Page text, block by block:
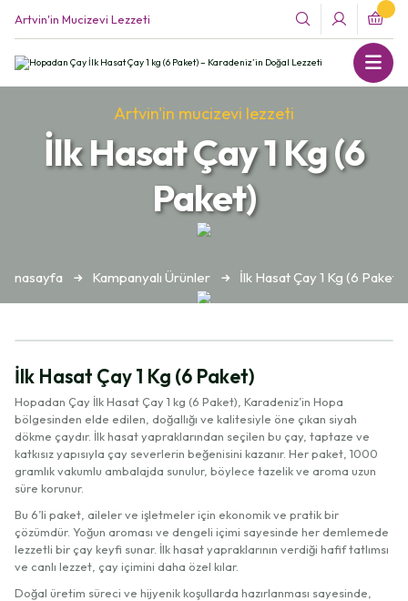
Artvin'in Mucizevi Lezzeti
Artvin'in mucizevi lezzeti
İlk Hasat Çay 1 Kg (6
Paket)
Anasayfa Kampanyalı Ürünler İlk Hasat Çay 1 Kg (6 Paket)
İlk Hasat Çay 1 Kg (6 Paket)
Hopadan Çay İlk Hasat Çay 1 kg (6 Paket), Karadeniz’in Hopa
bölgesinden elde edilen, doğallığı ve kalitesiyle öne çıkan siyah
dökme çaydır. İlk hasat yapraklarından seçilen bu çay, taptaze ve
katkısız yapısıyla çay severlerin beğenisini kazanır. Her paket, 1000
gramlık vakumlu ambalajda sunulur, böylece tazelik ve aroma uzun
süre korunur.
Bu 6’li paket, aileler ve işletmeler için ekonomik ve pratik bir
çözümdür. Yoğun aroması ve dengeli içimi sayesinde her demlemede
lezzetli bir çay keyfi sunar. İlk hasat yapraklarının verdiği hafif tatlımsı
ve canlı lezzet, çay içimini daha özel kılar.
Doğal üretim süreci ve hijyenik koşullarda hazırlanması sayesinde,